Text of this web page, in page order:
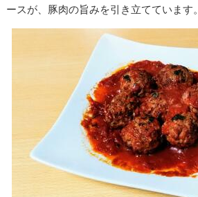
ースが、豚肉の旨みを引き立てています。